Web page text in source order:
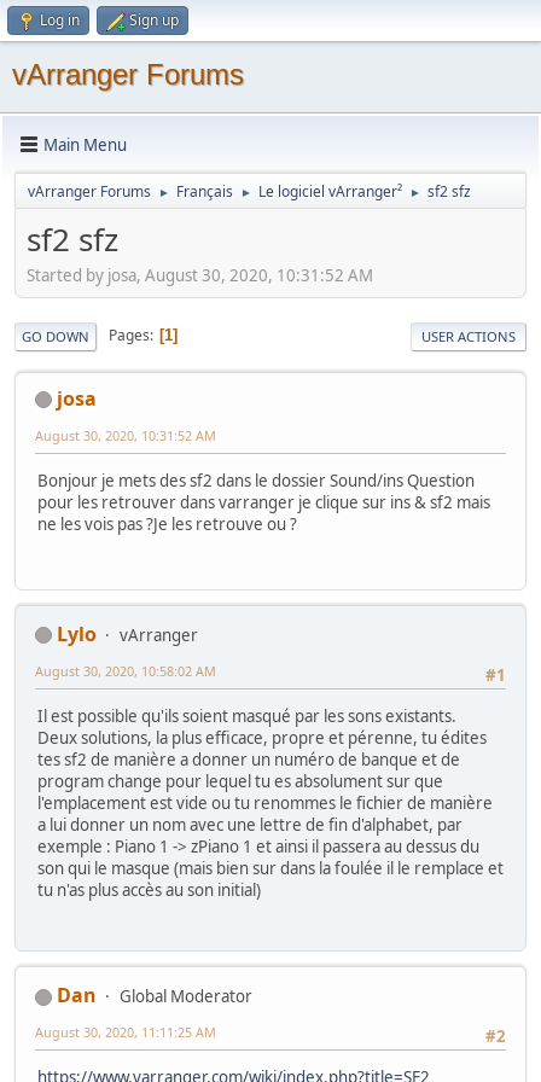
Log in Sign up
vArranger Forums
Main Menu
vArranger Forums ► Français ► Le logiciel vArranger² ► sf2 sfz
sf2 sfz
Started by josa, August 30, 2020, 10:31:52 AM
GO DOWN Pages 1 USER ACTIONS
josa
August 30, 2020, 10:31:52 AM
Bonjour je mets des sf2 dans le dossier Sound/ins Question
pour les retrouver dans varranger je clique sur ins & sf2 mais
ne les vois pas ?Je les retrouve ou ?
Lylo
vArranger
#1
August 30, 2020, 10:58:02 AM
Il est possible qu'ils soient masqué par les sons existants.
Deux solutions, la plus efficace, propre et pérenne, tu édites
tes sf2 de manière a donner un numéro de banque et de
program change pour lequel tu es absolument sur que
l'emplacement est vide ou tu renommes le fichier de manière
a lui donner un nom avec une lettre de fin d'alphabet, par
exemple : Piano 1 -> zPiano 1 et ainsi il passera au dessus du
son qui le masque (mais bien sur dans la foulée il le remplace et
tu n'as plus accès au son initial)
Dan
Global Moderator
#2
August 30, 2020, 11:11:25 AM